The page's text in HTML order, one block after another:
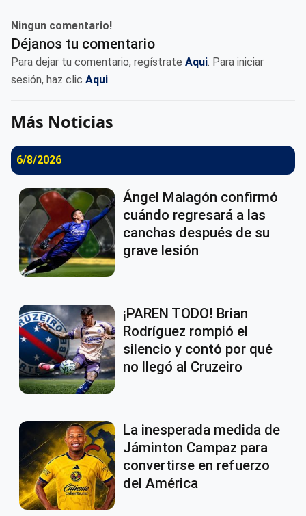
Ningun comentario!
Déjanos tu comentario
Para dejar tu comentario, regístrate Aqui. Para iniciar
sesión, haz clic Aqui.
Más Noticias
6/8/2026
Ángel Malagón confirmó
cuándo regresará a las
canchas después de su
grave lesión
¡PAREN TODO! Brian
Rodríguez rompió el
silencio y contó por qué
no llegó al Cruzeiro
La inesperada medida de
Jáminton Campaz para
convertirse en refuerzo
del América